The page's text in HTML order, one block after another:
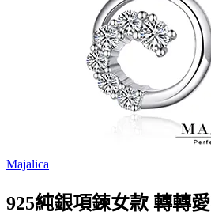
Majalica
925純銀項鍊女款 轉轉